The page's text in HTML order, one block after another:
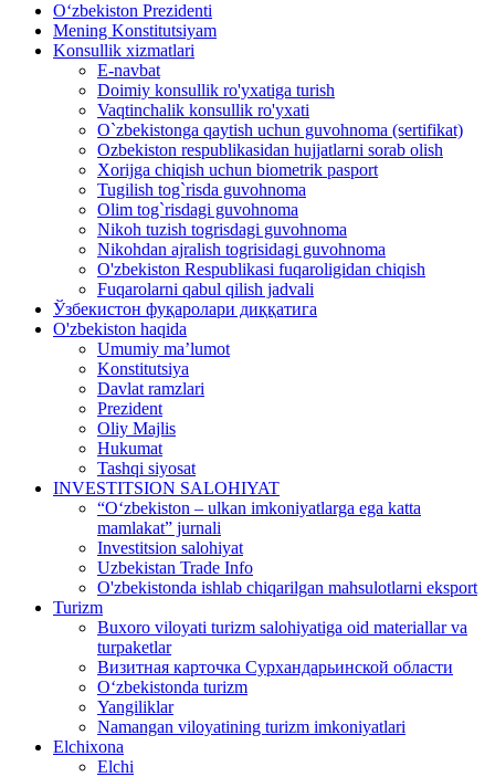
Oʻzbekiston Prezidenti
Mening Konstitutsiyam
Konsullik xizmatlari
E-navbat
Doimiy konsullik ro'yxatiga turish
Vaqtinchalik konsullik ro'yxati
O`zbekistonga qaytish uchun guvohnoma (sertifikat)
Ozbekiston respublikasidan hujjatlarni sorab olish
Xorijga chiqish uchun biometrik pasport
Tugilish tog`risda guvohnoma
Olim tog`risdagi guvohnoma
Nikoh tuzish togrisdagi guvohnoma
Nikohdan ajralish togrisidagi guvohnoma
O'zbekiston Respublikasi fuqaroligidan chiqish
Fuqarolarni qabul qilish jadvali
Ўзбекистон фуқаролари диққатига
O'zbekiston haqida
Umumiy ma’lumot
Konstitutsiya
Davlat ramzlari
Prezident
Oliy Majlis
Hukumat
Tashqi siyosat
INVESTITSION SALOHIYAT
“Oʻzbekiston – ulkan imkoniyatlarga ega katta
mamlakat” jurnali
Investitsion salohiyat
Uzbekistan Trade Info
O'zbekistonda ishlab chiqarilgan mahsulotlarni eksport
Turizm
Buxoro viloyati turizm salohiyatiga oid materiallar va
turpaketlar
Визитная карточка Сурхандарьинской области
Oʻzbekistonda turizm
Yangiliklar
Namangan viloyatining turizm imkoniyatlari
Elchixona
Elchi